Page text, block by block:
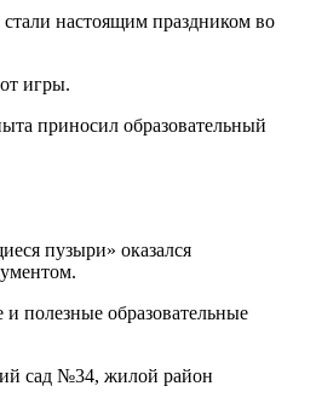
настоящим праздником во
игры.
приносил образовательный
пузыри» оказался
и полезные образовательные
сад №34, жилой район